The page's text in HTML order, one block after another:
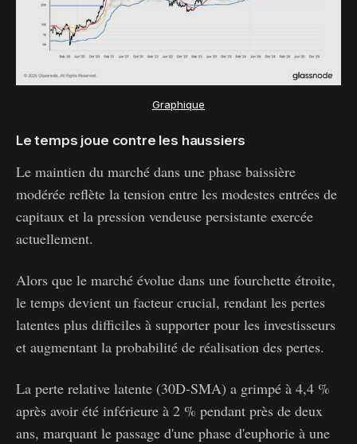
Graphique
Le temps joue contre les haussiers
Le maintien du marché dans une phase baissière
modérée reflète la tension entre les modestes entrées de
capitaux et la pression vendeuse persistante exercée
actuellement.
Alors que le marché évolue dans une fourchette étroite,
le temps devient un facteur crucial, rendant les pertes
latentes plus difficiles à supporter pour les investisseurs
et augmentant la probabilité de réalisation des pertes.
La perte relative latente (30D-SMA) a grimpé à 4,4 %
après avoir été inférieure à 2 % pendant près de deux
ans, marquant le passage d'une phase d'euphorie à une